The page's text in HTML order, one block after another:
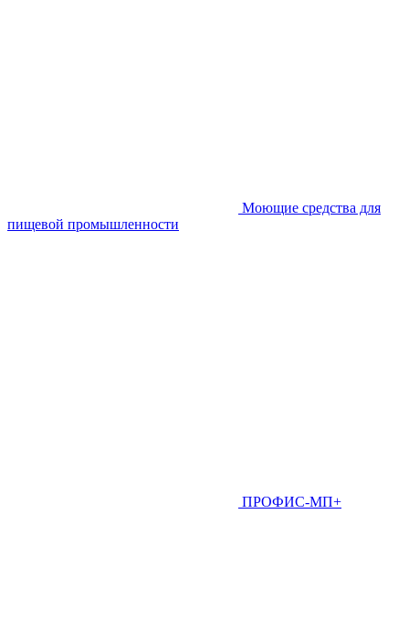
Моющие средства для
пищевой промышленности
ПРОФИС-МП+